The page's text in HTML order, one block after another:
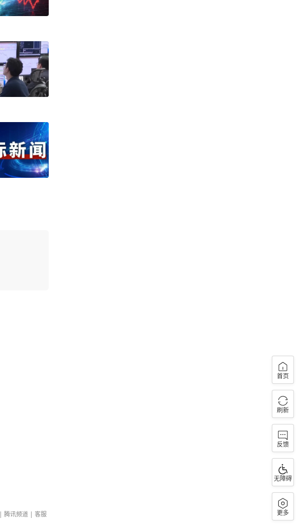
| 腾讯频道 | 客服
首页
刷新
反馈
无障碍
更多